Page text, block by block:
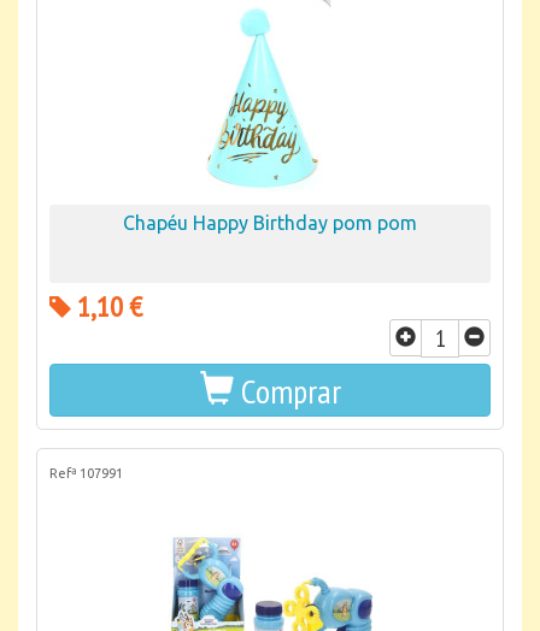
Chapéu Happy Birthday pom pom
1,10 €
Comprar
Refª 107991